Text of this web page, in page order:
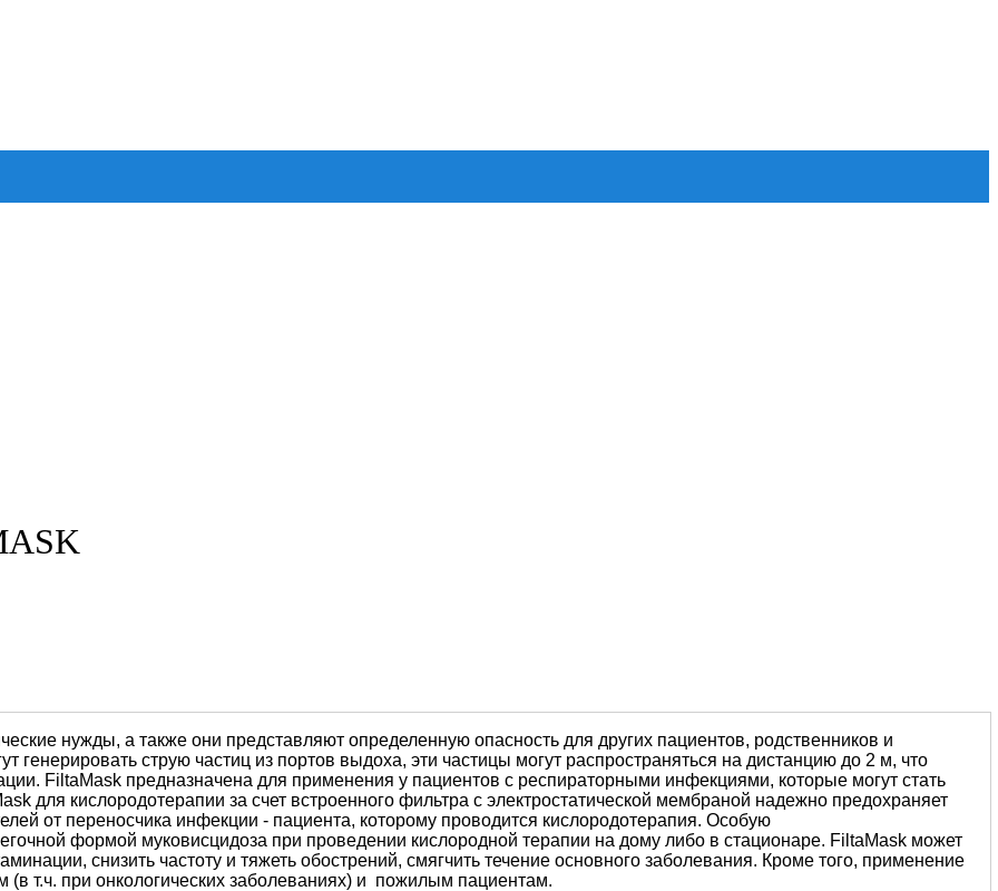
нужды, а также они представляют определенную опасность для других пациентов, родственников и
струю частиц из портов выдоха, эти частицы могут распространяться на дистанцию до 2 м, что
FiltaMask предназначена для применения у пациентов с респираторными инфекциями, которые могут стать
для кислородотерапии за счет встроенного фильтра с электростатической мембраной надежно предохраняет
от переносчика инфекции - пациента, которому проводится кислородотерапия. Особую
формой муковисцидоза при проведении кислородной терапии на дому либо в стационаре. FiltaMask может
снизить частоту и тяжеть обострений, смягчить течение основного заболевания. Кроме того, применение
т.ч. при онкологических заболеваниях) и пожилым пациентам.